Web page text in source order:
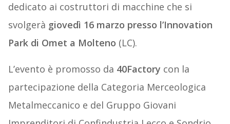
dedicato ai costruttori di macchine che si
svolgerà giovedì 16 marzo presso l’Innovation
Park di Omet a Molteno (LC).
L’evento è promosso da 40Factory con la
partecipazione della Categoria Merceologica
Metalmeccanico e del Gruppo Giovani